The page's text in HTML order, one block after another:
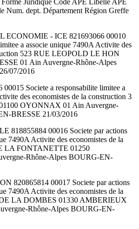
Juridique Code APE Libellé APE
Num. dept. Département Région Greffe
ECONOMIE - ICE 821693066 00010
a associe unique 7490A Activite des
523 RUE LEOPOLD LE HON
01 Ain Auvergne-Rhône-Alpes
07/2016
Societe a responsabilite limitee a
des economistes de la construction 3
OYONNAX 01 Ain Auvergne-
BRESSE 21/03/2016
818855884 00016 Societe par actions
7490A Activite des economistes de la
LA FONTANETTE 01250
Rhône-Alpes BOURG-EN-
820865814 00017 Societe par actions
7490A Activite des economistes de la
LA DOMBES 01330 AMBERIEUX
Rhône-Alpes BOURG-EN-